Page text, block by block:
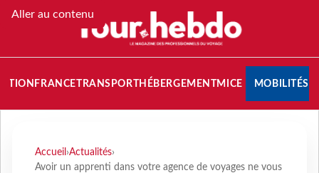
Aller au contenu
FRANCETRANSPORT HÉBERGEMENTMICE MOBILITÉS
Accueil ›Actualités›
Avoir un apprenti dans votre agence de voyages ne vous